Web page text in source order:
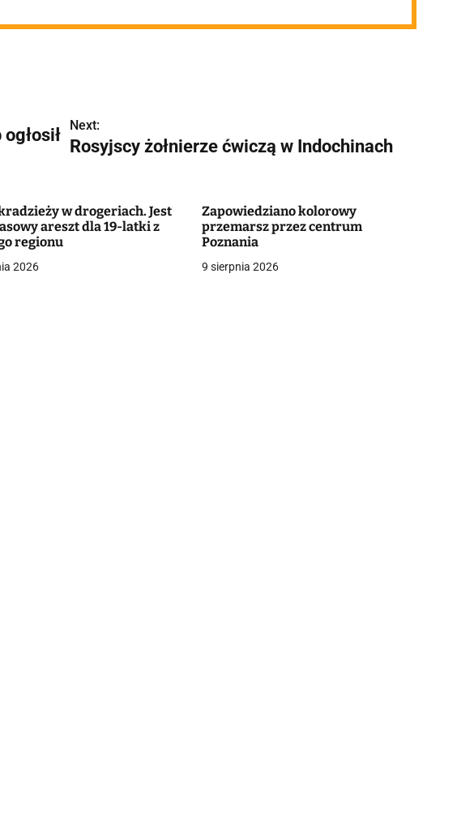
Next:
Rosyjscy żołnierze ćwiczą w Indochinach
w drogeriach. Jest
areszt dla 19-latki z
regionu
2026
Zapowiedziano kolorowy
przemarsz przez centrum
Poznania
9 sierpnia 2026